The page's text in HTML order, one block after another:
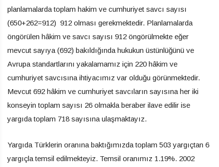
planlamalarda toplam hakim ve cumhuriyet savcı sayısı
(650+262=912) 912 olması gerekmektedir. Planlamalarda
öngörülen hâkim ve savcı sayısı 912 öngörülmekte eğer
mevcut sayıya (692) bakıldığında hukukun üstünlüğünü ve
Avrupa standartlarını yakalamamız için 220 hâkim ve
cumhuriyet savcısına ihtiyacımız var olduğu görünmektedir.
Mevcut 692 hâkim ve cumhuriyet savcıların sayısına her iki
konseyin toplam sayısı 26 olmakla beraber ilave edilir ise
yargıda toplam 718 sayısına ulaşmaktayız.
Yargıda Türklerin oranına baktığımızda toplam 503 yargıçtan 6
yargıçla temsil edilmekteyiz. Temsil oranımız 1.19%. 2002